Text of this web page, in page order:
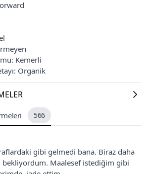
Kemerli
Organik
566
gibi gelmedi bana. Biraz daha
Maalesef istediğim gibi